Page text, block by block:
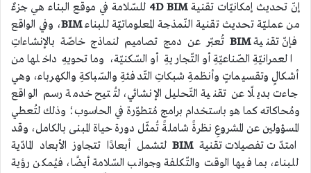
إنّ تحديث إمكانيّات تقنية4D BIM للسّلامة في موقع البناء هي جزءٌ
من عمليّة تحديث تقنية النّمذجة المعلوماتيّة للبناءBIM، وفي الواقع
فإنّ تقنيةBIM تُعبّر عن دمج تصاميم لنماذج خاصّة بالإنشاءاتِ
العمرانيّةِ الصّناعيّةِ أو التّجاريةِ أو السّكنيّة، وما تحويهِ داخلها من
أشكالٍ وتقسيماتٍ وأنظمةِ شبكاتِ التّدفئةِ والسّباكةِ والكهرباء، وهي
جاءت بديلًا عن تقنية التّحليل الإنشائي، لتُتيح خدمة رسم الواقع
ومُحاكاته كما هو باستخدام برامج مُتطوّرة في الحاسوب؛ وذلك لتُعطي
المسؤولين عن المشروعِ نظرةً شاملةً تُمثّل دورة حياة المبنى بالكامل، وقد
امتدّت تفصيلات تقنيةBIMلتشمل أبعادًا تتجاوز الأبعاد المادّية
للبناء، بما فيها الوقت والتّكلفة وجوانب السّلامة أيضًا، فيُمكن رؤية